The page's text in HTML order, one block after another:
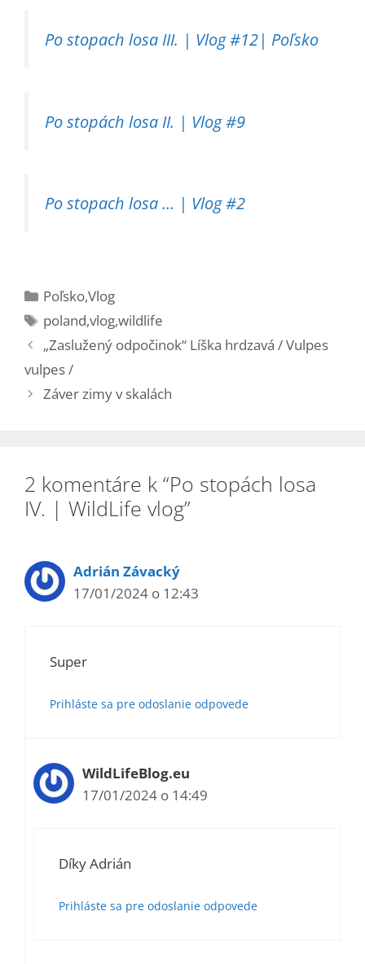
Po stopach losa III. | Vlog #12| Poľsko
Po stopách losa II. | Vlog #9
Po stopach losa … | Vlog #2
Kategórie
Poľsko,Vlog
Značky
poland,vlog,wildlife
„Zaslužený odpočinok“ Líška hrdzavá / Vulpes
vulpes /
Záver zimy v skalách
2 komentáre k “Po stopách losa
IV. | WildLife vlog”
Adrián Závacký
17/01/2024 o 12:43
Super
Prihláste sa pre odoslanie odpovede
WildLifeBlog.eu
17/01/2024 o 14:49
Díky Adrián
Prihláste sa pre odoslanie odpovede